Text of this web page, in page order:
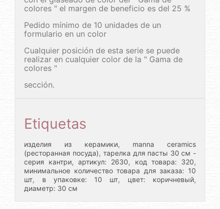
colores " el margen de beneficio es del 25 %
Pedido mínimo de 10 unidades de un
formulario en un color
Cualquier posición de esta serie se puede
realizar en cualquier color de la " Gama de
colores "
sección.
Etiquetas
изделия из керамики,
manna ceramics
(ресторанная посуда),тарелка для пасты 30 см -
серия кантри,артикул: 2630, код товара: 320,
минимальное количество товара для заказа: 10
шт, в упаковке: 10 шт, цвет: коричневый,
диаметр: 30 см